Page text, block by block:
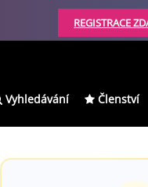
REGISTRACE
Vyhledávání Členství